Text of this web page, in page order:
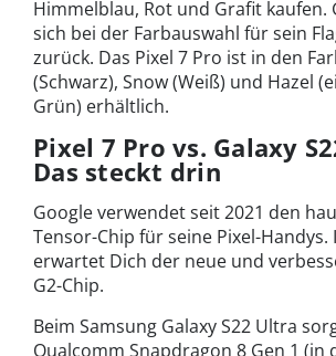
Himmelblau, Rot und Grafit kaufen.
sich bei der Farbauswahl für sein
zurück. Das Pixel 7 Pro ist in den
(Schwarz), Snow (Weiß) und Hazel
Grün) erhältlich.
Pixel 7 Pro vs. Galaxy
Das steckt drin
Google verwendet seit 2021 den
Tensor-Chip für seine Pixel-Handys.
erwartet Dich der neue und
G2-Chip.
Beim Samsung Galaxy S22 Ultra
Qualcomm Snapdragon 8 Gen 1 (in